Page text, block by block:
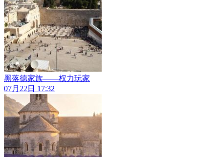
黑落德家族——权力玩家
07月22日 17:32